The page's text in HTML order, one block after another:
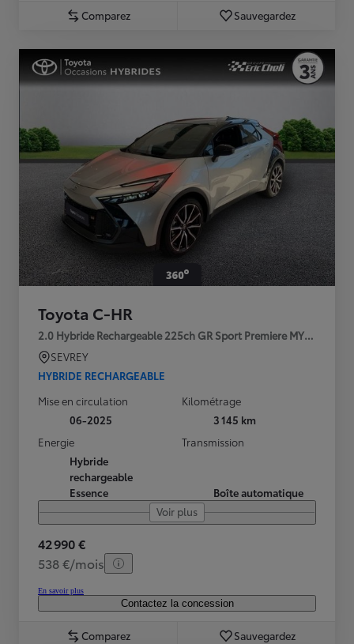
Comparez Sauvegardez
Toyota C-HR
2.0 Hybride Rechargeable 225ch GR Sport Premiere MY25
SEVREY
HYBRIDE RECHARGEABLE
Mise en circulation
06-2025
Kilométrage
3 145 km
Energie
Hybride
rechargeable
Essence
Transmission
Boîte automatique
Voir plus
42 990 €
538 €/mois
En savoir plus
Contactez la concession
Comparez Sauvegardez